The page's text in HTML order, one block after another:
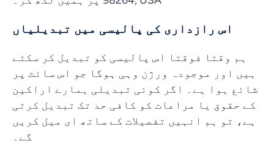
اس رازداری کی پالیسی میں تبدیلیاں
ہم وقتا فوقتا اس پالیسی کو تبدیل کر سکتے
ہیں اور موجودہ ورژن وہی ہوگا جو اس سائٹ پر
شائع ہوا ہے۔ اگر کوئی تبدیلی ہمارے اراکین
کے حقوق یا مراعات کو کافی حد تک تبدیل کرتی
ہے، تو ہم انہیں تفصیلات کے ساتھ ای میل کریں
گے۔